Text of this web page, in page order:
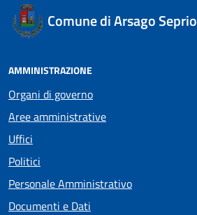
Comune di Arsago Seprio
AMMINISTRAZIONE
Organi di governo
Aree amministrative
Uffici
Politici
Personale Amministrativo
Documenti e Dati